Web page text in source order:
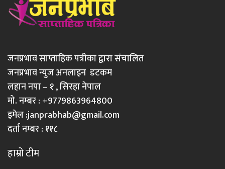
जनप्रभाव साप्ताहिक पत्रीका द्वारा संचालित
जनप्रभाव न्युज अनलाइन डटकम
लहान नपा – १ , सिरहा नेपाल
मो. नम्बर : +9779863964800
इमेल :janprabhab@gmail.com
दर्ता नम्बर : ११८
हाम्रो टीम